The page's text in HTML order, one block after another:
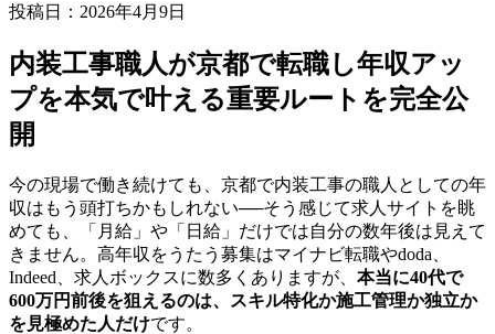
投稿日：2026年4月9日
内装工事職人が京都で転職し年収アッ
プを本気で叶える重要ルートを完全公
開
今の現場で働き続けても、京都で内装工事の職人としての年
収はもう頭打ちかもしれない──そう感じて求人サイトを眺
めても、「月給」や「日給」だけでは自分の数年後は見えて
きません。高年収をうたう募集はマイナビ転職やdoda、
Indeed、求人ボックスに数多くありますが、 本当に40代で
600万円前後を狙えるのは、スキル特化か施工管理か独立か
を見極めた人だけです。